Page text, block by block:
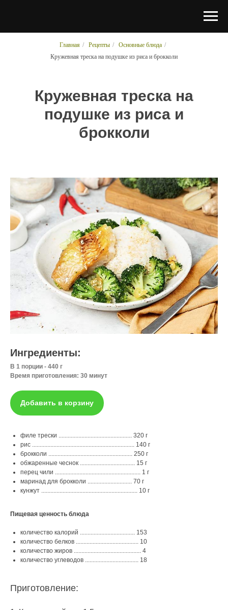
Главная / Рецепты / Основные блюда /
Кружевная треска на подушке из риса и брокколи
Кружевная треска на
подушке из риса и
брокколи
Ингредиенты:
В 1 порции - 440 г
Время приготовления: 30 минут
Добавить в корзину
филе трески ................................................ 320 г
рис ................................................................... 140 г
брокколи ....................................................... 250 г
обжаренные чеснок .................................... 15 г
перец чили ........................................................ 1 г
маринад для брокколи ............................. 70 г
кунжут ............................................................... 10 г
Пищевая ценность блюда
количество калорий .................................... 153
количество белков ......................................... 10
количество жиров ............................................ 4
количество углеводов ................................... 18
Приготовление: